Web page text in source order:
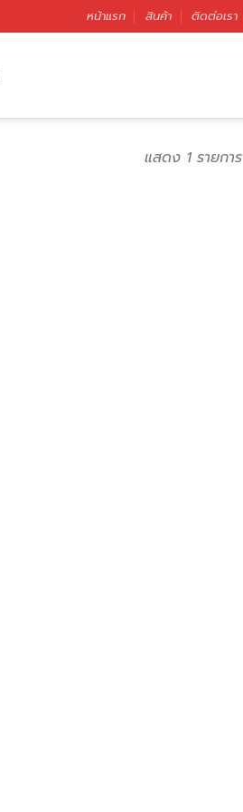
หน้าแรก สินค้า ติดต่อเรา
แสดง 1 รายการ